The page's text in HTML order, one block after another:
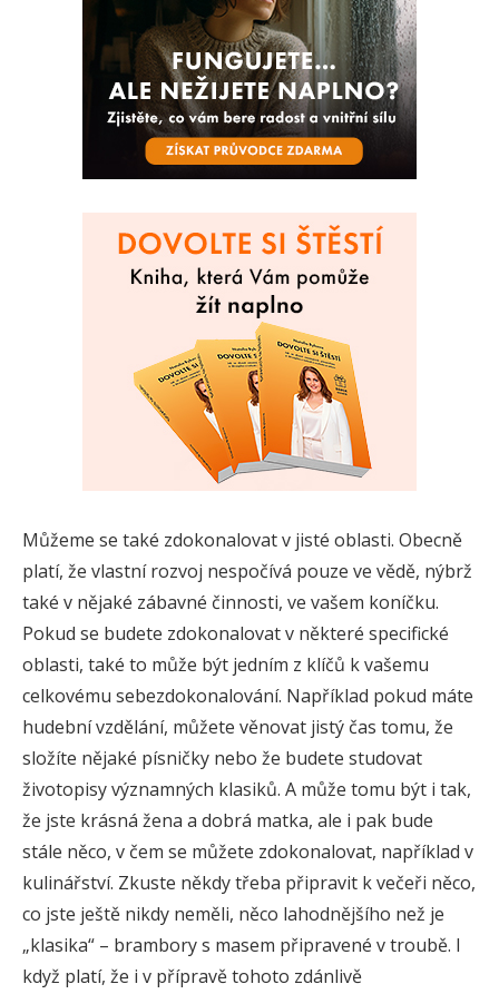
Můžeme se také zdokonalovat v jisté oblasti. Obecně
platí, že vlastní rozvoj nespočívá pouze ve vědě, nýbrž
také v nějaké zábavné činnosti, ve vašem koníčku.
Pokud se budete zdokonalovat v některé specifické
oblasti, také to může být jedním z klíčů k vašemu
celkovému sebezdokonalování. Například pokud máte
hudební vzdělání, můžete věnovat jistý čas tomu, že
složíte nějaké písničky nebo že budete studovat
životopisy významných klasiků. A může tomu být i tak,
že jste krásná žena a dobrá matka, ale i pak bude
stále něco, v čem se můžete zdokonalovat, například v
kulinářství. Zkuste někdy třeba připravit k večeři něco,
co jste ještě nikdy neměli, něco lahodnějšího než je
„klasika“ – brambory s masem připravené v troubě. I
když platí, že i v přípravě tohoto zdánlivě